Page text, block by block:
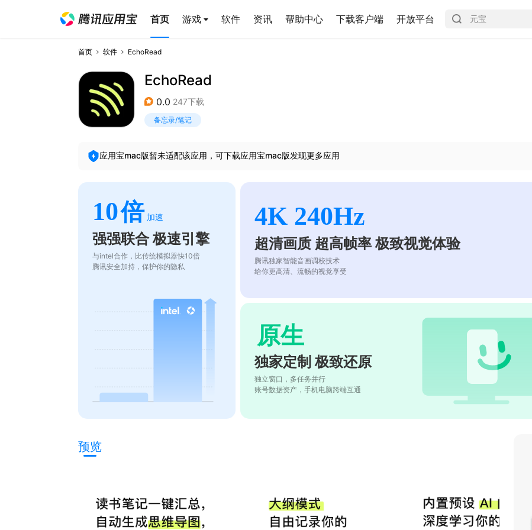
首页 游戏 软件 资讯 帮助中心 下载客户端 开放平台
首页 软件 EchoRead
EchoRead
0.0 247下载
备忘录/笔记
应用宝mac版暂未适配该应用，可下载应用宝mac版发现更多应用
10倍 加速
强强联合 极速引擎
与intel合作，比传统模拟器快10倍
腾讯安全加持，保护你的隐私
4K 240Hz
超清画质 超高帧率 极致视觉体验
腾讯独家智能音画调校技术
给你更高清、流畅的视觉享受
原生
独家定制 极致还原
独立窗口，多任务并行
账号数据资产，手机电脑跨端互通
预览